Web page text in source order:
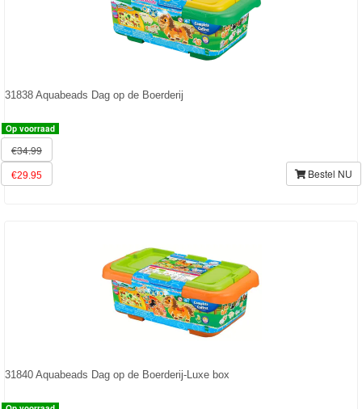
31838 Aquabeads Dag op de Boerderij
Op voorraad
€34.99
€29.95 Bestel NU
31840 Aquabeads Dag op de Boerderij-Luxe box